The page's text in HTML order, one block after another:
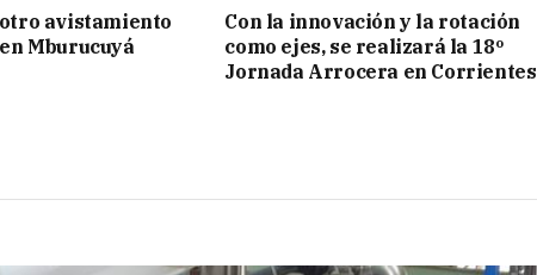
avistamiento
Mburucuyá
Con la innovación y la rotación
como ejes, se realizará la 18º
Jornada Arrocera en Corrientes